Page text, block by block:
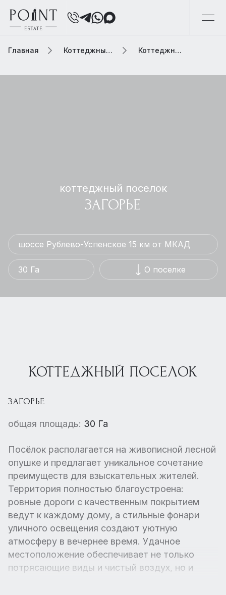
Главная Коттеджный поселок Коттеджный поселок загорье
коттеджный поселок
ЗАГОРЬЕ
шоссе Рублево-Успенское 15 км от МКАД
30 Га О поселке
КОТТЕДЖНЫЙ ПОСЕЛОК
ЗАГОРЬЕ
общая площадь: 30 Га
Посёлок располагается на живописной лесной
опушке и предлагает уникальное сочетание
преимуществ для взыскательных жителей.
Территория полностью благоустроена:
ровные дороги с качественным покрытием
ведут к каждому дому, а стильные фонари
уличного освещения создают уютную
атмосферу в вечернее время. Удачное
местоположение обеспечивает не только
потрясающие виды и чистый воздух, но и